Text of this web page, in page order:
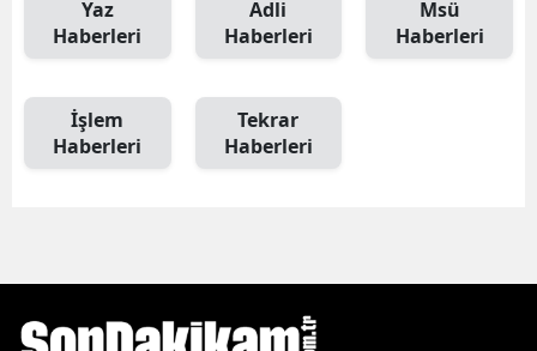
Yaz
Haberleri
Adli
Haberleri
Msü
Haberleri
İşlem
Haberleri
Tekrar
Haberleri